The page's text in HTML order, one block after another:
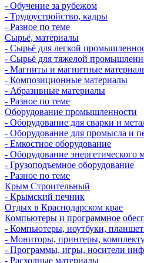
- Обучение за рубежом
- Трудоустройство, кадры
- Разное по теме
Сырьё, материалы
- Сырьё для легкой
- Сырьё для тяжелой
- Магниты и магнитные
- Композиционные материалы
- Абразивные материалы
- Разное по теме
Оборудование промышленности
- Оборудование для сварки и
- Оборудование для промысла и
- Емкостное оборудование
- Оборудование энергетического
- Грузоподъемное оборудование
- Разное по теме
Крым Строительный
- Крымский печник
Отдых в Краснодарском крае
Компьютеры и программное
- Компьютеры, ноутбуки,
- Мониторы, принтеры,
- Программы, игры, носители
- Расходные материалы